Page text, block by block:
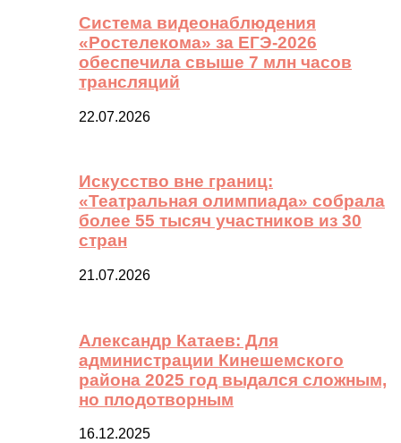
Система видеонаблюдения
«Ростелекома» за ЕГЭ-2026
обеспечила свыше 7 млн часов
трансляций
22.07.2026
Искусство вне границ:
«Театральная олимпиада» собрала
более 55 тысяч участников из 30
стран
21.07.2026
Александр Катаев: Для
администрации Кинешемского
района 2025 год выдался сложным,
но плодотворным
16.12.2025